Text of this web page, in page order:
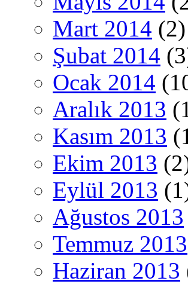
Mart 2014 (2)
Şubat 2014
Ocak 2014
Aralık 2013
Kasım 2013
Ekim 2013
Eylül 2013
Ağustos 2013
Temmuz 2013
Haziran 2013